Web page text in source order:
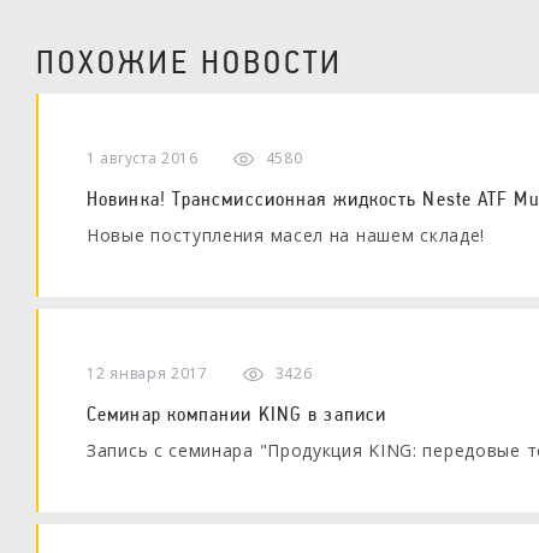
ПОХОЖИЕ НОВОСТИ
1 августа 2016 4580
Новинка! Трансмиссионная жидкость Neste ATF
Новые поступления масел на нашем складе!
12 января 2017 3426
Семинар компании KING в записи
Запись с семинара "Продукция KING: передовые